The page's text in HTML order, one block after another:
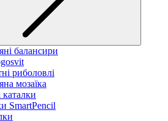
балансири
риболовлі
мозаїка
каталки
SmartPencil